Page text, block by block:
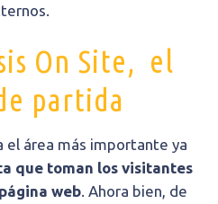
On Site, el
partida
el área más importante ya
que toman los visitantes
web. Ahora bien, de